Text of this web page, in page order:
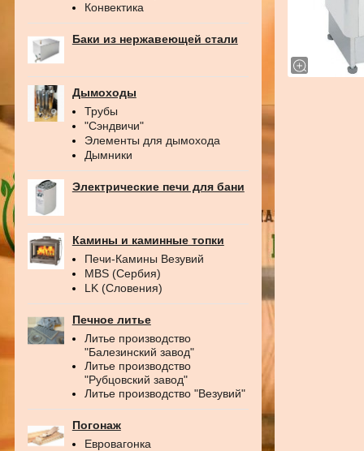
Конвектика
Баки из нержавеющей стали
Дымоходы
Трубы
"Сэндвичи"
Элементы для дымохода
Дымники
Электрические печи для бани
Камины и каминные топки
Печи-Камины Везувий
MBS (Сербия)
LK (Словения)
Печное литье
Литье производство
"Балезинский завод"
Литье производство
"Рубцовский завод"
Литье производство "Везувий"
Погонаж
Евровагонка